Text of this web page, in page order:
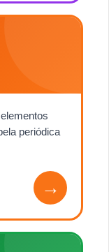
periódica
→